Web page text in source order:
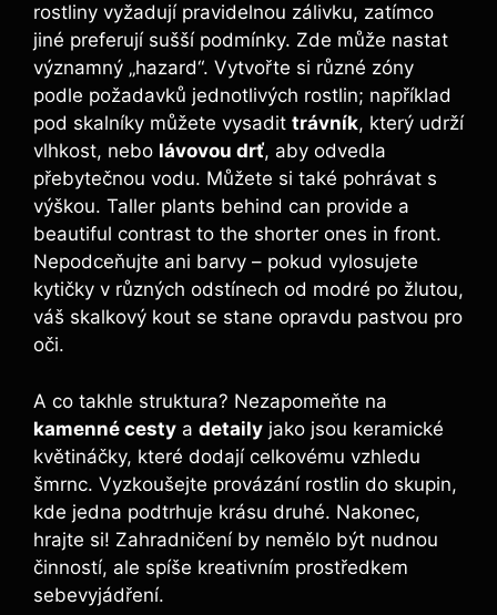
rostliny vyžadují pravidelnou zálivku, zatímco
jiné preferují sušší podmínky. Zde může nastat
významný „hazard“. Vytvořte si různé zóny
podle požadavků jednotlivých rostlin; například
pod skalníky můžete vysadit trávník, který udrží
vlhkost, nebo lávovou drť, aby odvedla
přebytečnou vodu. Můžete si také pohrávat s
výškou. Taller plants behind can provide a
beautiful contrast to the shorter ones in front.
Nepodceňujte ani barvy – pokud vylosujete
kytičky v různých odstínech od modré po žlutou,
váš skalkový kout se stane opravdu pastvou pro
oči.
A co takhle struktura? Nezapomeňte na
kamenné cesty a detaily jako jsou keramické
květináčky, které dodají celkovému vzhledu
šmrnc. Vyzkoušejte provázání rostlin do skupin,
kde jedna podtrhuje krásu druhé. Nakonec,
hrajte si! Zahradničení by nemělo být nudnou
činností, ale spíše kreativním prostředkem
sebevyjádření.